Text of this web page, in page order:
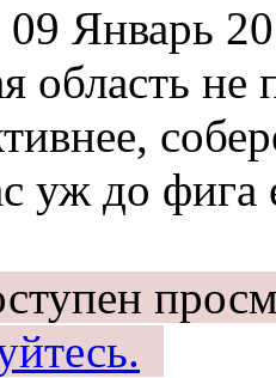
09 Январь
область
уж до фига